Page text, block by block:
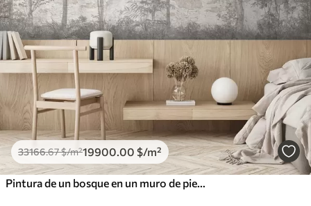
33166.67$/m²19900.00 $/m²
Pintura de un bosque en un muro de piedra